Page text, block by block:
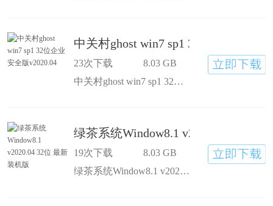
中关村ghost win7 sp1 32位企业安全
23次下载
8.03 GB
中关村ghost win7 sp1 32位企业安全版v2020.04集成最常用的办公，娱乐，维护和美化工具，常用软件一站到位，全自动无人值守一键安装，安装后自动完美激活，支持微软在线验证，自带安
绿茶系统Window8.1 v2020.04 32位
19次下载
8.03 GB
绿茶系统Window8.1 v2020.04 32位 最新装机版稳定纯净。去除一些不必要的Metro应用，让用户可以自由选择要安装的程序，同时也加快系统运行速度。系统通过精心检测，不含恶意软件，安全度100%。自带WinPE微型操作系统和常用分区工具、DOS工具，装机备份维护轻松无忧。制作之前预先优化服务、启动项，给你一个开机快速的.